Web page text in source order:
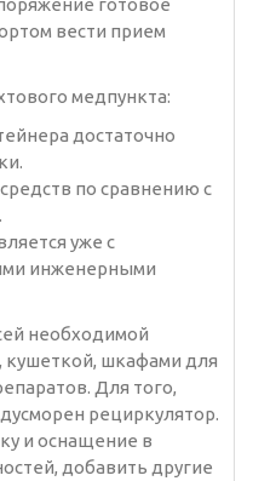
готовое
вести прием
медпункта:
достаточно
по сравнению с
уже с
инженерными
необходимой
кушеткой, шкафами для
Для того,
рециркулятор.
и оснащение в
добавить другие